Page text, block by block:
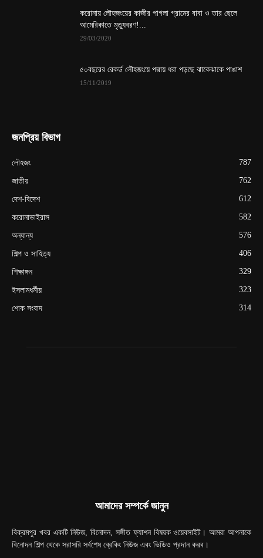
করোনায় লৌহজংয়ের কাজীর পাগলা গ্রামের বাবা ও তার ছেলে
আমেরিকাতে মৃত্যুবরণ!...
29/03/2020
৫০বছরের রেকর্ড লৌহজংয়ে পদ্মায় ধরা পড়ছে ঝাকেঝাকে পাঙাশ
15/11/2019
জনপ্রিয় বিভাগ
লৌহজং 787
জাতীয় 762
দেশ-বিদেশ 612
করোনাভাইরাস 582
অন্যান্য 576
শিল্প ও সাহিত্য 406
শিক্ষাঙ্গন 329
ইসলামধর্মীয় 323
শোক সংবাদ 314
আমাদের সম্পর্কে জানুন
বিক্রমপুর খবর একটি নিউজ, বিনোদন, সঙ্গীত ফ্যাশন বিষয়ক ওয়েবসাইট। আমরা আপনাকে
বিনোদন শিল্প থেকে সরাসরি সর্বশেষ ব্রেকিং নিউজ এবং ভিডিও প্রদান করব।